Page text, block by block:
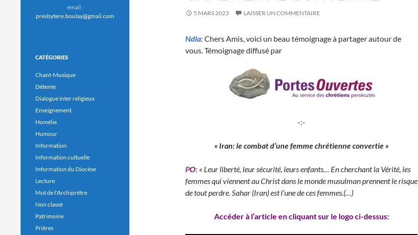
5 MARS 2023 LAISSER UN COMMENTAIRE
Ndla:Chers Amis, voici un beau témoignage à partager autour de
vous. Témoignage diffusé par
-:-
« Iran: le combat d’une femme chrétienne convertie »
PO: « Leur liberté, leur sécurité, leurs enfants… En cherchant la Vérité, les
femmes qui viennent au Christ dans le monde musulman prennent le risque
de tout perdre. Sahar (Iran) est l’une de ces femmes.(…)
Accéder à l’article en cliquant sur le logo ci-dessus:
email :
presbytere.boulay@gmail.com
CATÉGORIES
Chant-Musique
Détente
Dialogue inter religieux
Enseignement
Homélie
Humour
Information
Information cultuelle
Information du Diocèse
Lecture
Mot de l'Archiprêtre
Non classé
Patrimoine
Prières